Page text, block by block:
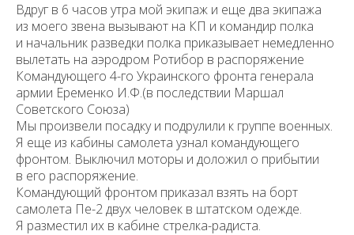
Вдруг в 6 часов утра мой экипаж и еще два экипажа
из моего зве­на вызывают на КП и командир полка
и начальник разведки полка приказы­вает немедленно
вылетать на аэродром Ротибор в распоряжение
Командую­щего 4-го Украинского фронта генерала
армии Еременко И.Ф.(в послед­ствии Маршал
Советского Союза)
Мы произвели посадку и подрулили к группе военных.
Я еще из кабины самолета узнал командующего
фронтом. Выключил моторы и доложил о прибытии
в его распоряжение.
Командующий фронтом приказал взять на борт
самолета Пе-2 двух человек в штатском одежде.
Я разместил их в кабине стрелка-радиста.